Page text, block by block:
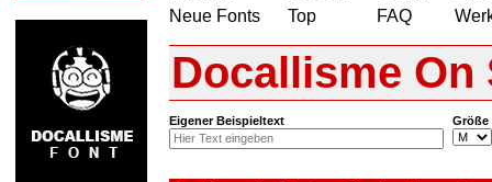
Neue Fonts
Top
FAQ
Docallisme On
Eigener Beispieltext Größe